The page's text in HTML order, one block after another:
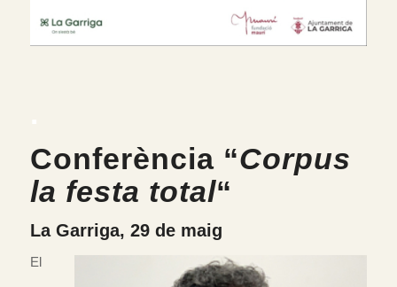
Conferència “Corpus
la festa total“
La Garriga, 29 de maig
El